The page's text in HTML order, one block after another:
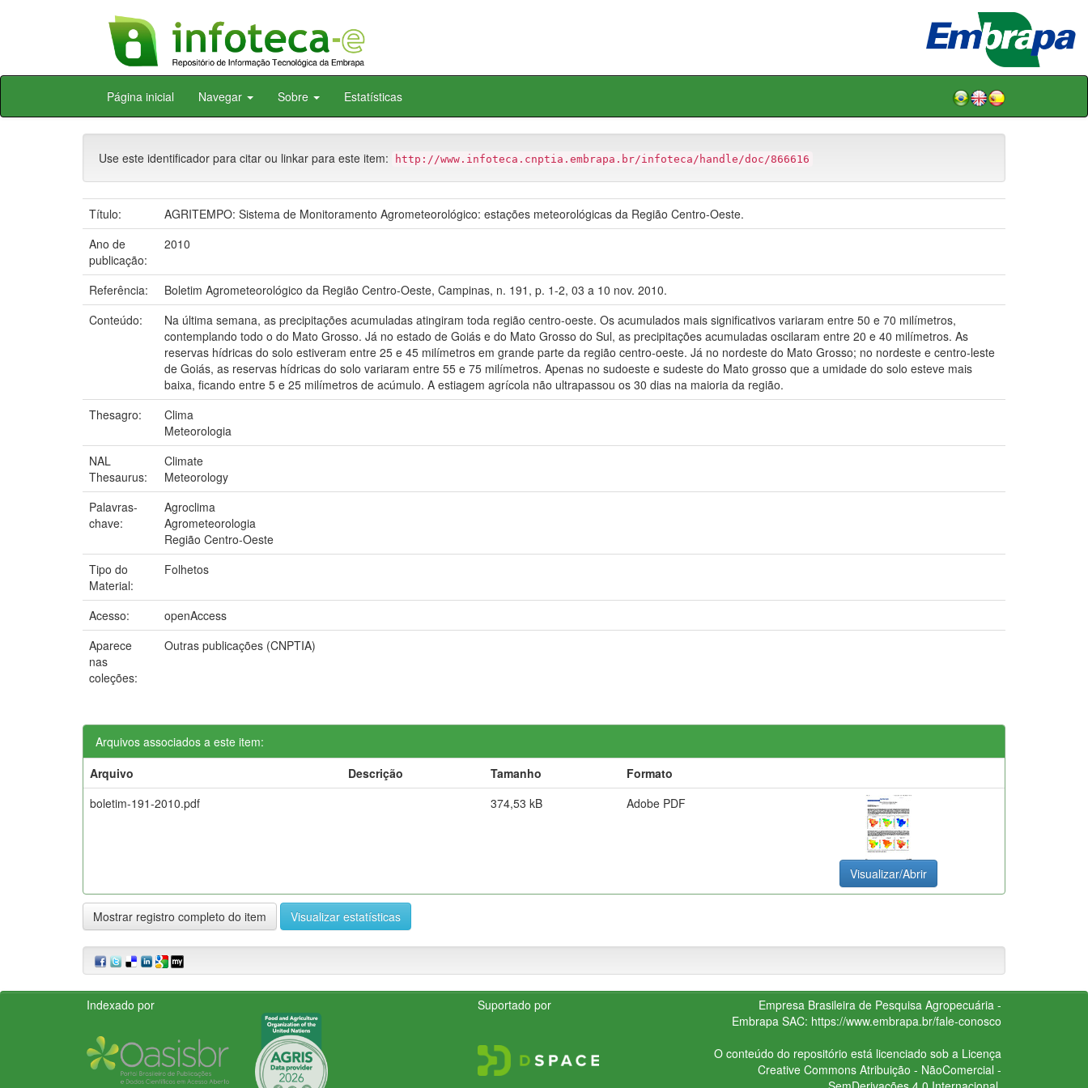
Skip
Página inicial Navegar Sobre Estatísticas
Use este identificador para citar ou linkar para este item: http://www.infoteca.cnptia.embrapa.br/infoteca/handle/doc/866616
Título:
AGRITEMPO: Sistema de Monitoramento Agrometeorológico: estações meteorológicas da Região Centro-Oeste.
Ano de
publicação:
2010
Referência:
Boletim Agrometeorológico da Região Centro-Oeste, Campinas, n. 191, p. 1-2, 03 a 10 nov. 2010.
Conteúdo:
Na última semana, as precipitações acumuladas atingiram toda região centro-oeste. Os acumulados mais significativos variaram entre 50 e 70 milímetros,
contemplando todo o do Mato Grosso. Já no estado de Goiás e do Mato Grosso do Sul, as precipitações acumuladas oscilaram entre 20 e 40 milímetros. As
reservas hídricas do solo estiveram entre 25 e 45 milímetros em grande parte da região centro-oeste. Já no nordeste do Mato Grosso; no nordeste e centro-leste
de Goiás, as reservas hídricas do solo variaram entre 55 e 75 milímetros. Apenas no sudoeste e sudeste do Mato grosso que a umidade do solo esteve mais
baixa, ficando entre 5 e 25 milímetros de acúmulo. A estiagem agrícola não ultrapassou os 30 dias na maioria da região.
Thesagro:
Clima
Meteorologia
NAL
Thesaurus:
Climate
Meteorology
Palavras-
chave:
Agroclima
Agrometeorologia
Região Centro-Oeste
Tipo do
Material:
Folhetos
Acesso:
openAccess
Aparece
nas
coleções:
Outras publicações (CNPTIA)
Arquivos associados a este item:
Arquivo
Descrição Tamanho
Formato
boletim-191-2010.pdf
374,53 kB Adobe PDF
Visualizar/Abrir
Mostrar registro completo do item Visualizar estatísticas
Indexado por Suportado por
Empresa Brasileira de Pesquisa Agropecuária -
Embrapa SAC: https://www.embrapa.br/fale-conosco
O conteúdo do repositório está licenciado sob a Licença
Creative CommonsAtribuição - NãoComercial -